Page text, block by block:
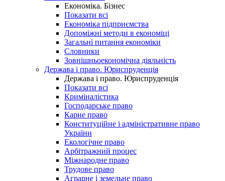
Економіка. Бізнес
Показати всі
Економіка підприємства
Допоміжні методи в економіці
Загальні питання економіки
Словники
Зовнішньоекономічна діяльність
Держава і право. Юриспруденція
Держава і право. Юриспруденція
Показати всі
Криміналістика
Господарське право
Карне право
Конституційне і адміністративне право
України
Екологічне право
Арбітражний процес
Міжнародне право
Трудове право
Аграрне і земельне право